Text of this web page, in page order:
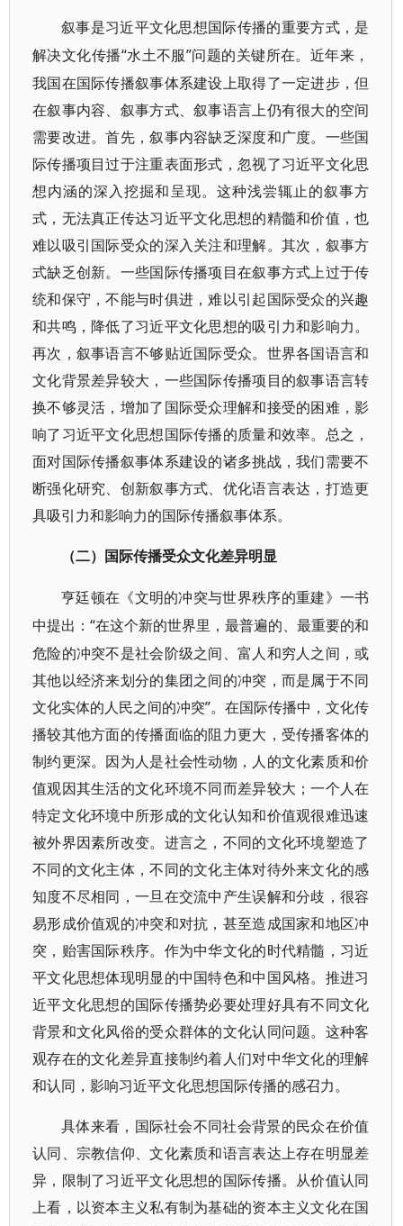
叙事是习近平文化思想国际传播的重要方式，是
解决文化传播“水土不服”问题的关键所在。近年来，
我国在国际传播叙事体系建设上取得了一定进步，但
在叙事内容、叙事方式、叙事语言上仍有很大的空间
需要改进。首先，叙事内容缺乏深度和广度。一些国
际传播项目过于注重表面形式，忽视了习近平文化思
想内涵的深入挖掘和呈现。这种浅尝辄止的叙事方
式，无法真正传达习近平文化思想的精髓和价值，也
难以吸引国际受众的深入关注和理解。其次，叙事方
式缺乏创新。一些国际传播项目在叙事方式上过于传
统和保守，不能与时俱进，难以引起国际受众的兴趣
和共鸣，降低了习近平文化思想的吸引力和影响力。
再次，叙事语言不够贴近国际受众。世界各国语言和
文化背景差异较大，一些国际传播项目的叙事语言转
换不够灵活，增加了国际受众理解和接受的困难，影
响了习近平文化思想国际传播的质量和效率。总之，
面对国际传播叙事体系建设的诸多挑战，我们需要不
断强化研究、创新叙事方式、优化语言表达，打造更
具吸引力和影响力的国际传播叙事体系。
（二）国际传播受众文化差异明显
亨廷顿在《文明的冲突与世界秩序的重建》一书
中提出：“在这个新的世界里，最普遍的、最重要的和
危险的冲突不是社会阶级之间、富人和穷人之间，或
其他以经济来划分的集团之间的冲突，而是属于不同
文化实体的人民之间的冲突”。在国际传播中，文化传
播较其他方面的传播面临的阻力更大，受传播客体的
制约更深。因为人是社会性动物，人的文化素质和价
值观因其生活的文化环境不同而差异较大；一个人在
特定文化环境中所形成的文化认知和价值观很难迅速
被外界因素所改变。进言之，不同的文化环境塑造了
不同的文化主体，不同的文化主体对待外来文化的感
知度不尽相同，一旦在交流中产生误解和分歧，很容
易形成价值观的冲突和对抗，甚至造成国家和地区冲
突，贻害国际秩序。作为中华文化的时代精髓，习近
平文化思想体现明显的中国特色和中国风格。推进习
近平文化思想的国际传播势必要处理好具有不同文化
背景和文化风俗的受众群体的文化认同问题。这种客
观存在的文化差异直接制约着人们对中华文化的理解
和认同，影响习近平文化思想国际传播的感召力。
具体来看，国际社会不同社会背景的民众在价值
认同、宗教信仰、文化素质和语言表达上存在明显差
异，限制了习近平文化思想的国际传播。从价值认同
上看，以资本主义私有制为基础的资本主义文化在国